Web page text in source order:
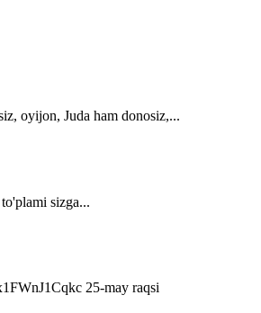
oyijon, Juda ham donosiz,...
sizga...
25-may raqsi